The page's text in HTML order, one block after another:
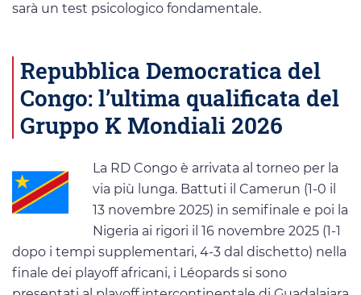
sarà un test psicologico fondamentale.
Repubblica Democratica del
Congo: l’ultima qualificata del
Gruppo K Mondiali 2026
La RD Congo è arrivata al torneo per la
via più lunga. Battuti il Camerun (1-0 il
13 novembre 2025) in semifinale e poi la
Nigeria ai rigori il 16 novembre 2025 (1-1
dopo i tempi supplementari, 4-3 dal dischetto) nella
finale dei playoff africani, i Léopards si sono